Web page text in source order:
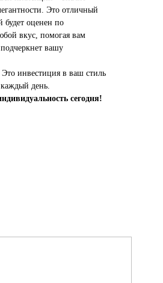
Это отличный
будет оценен по
вкус, помогая вам
вашу
инвестиция в ваш стиль
день.
сегодня!